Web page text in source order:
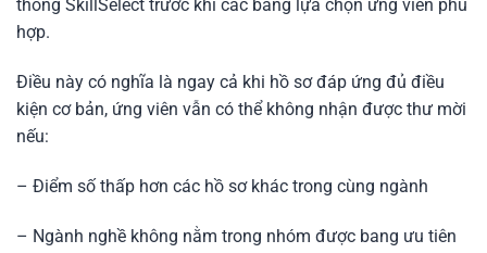
thống SkillSelect trước khi các bang lựa chọn ứng viên phù
hợp.
Điều này có nghĩa là ngay cả khi hồ sơ đáp ứng đủ điều
kiện cơ bản, ứng viên vẫn có thể không nhận được thư mời
nếu:
– Điểm số thấp hơn các hồ sơ khác trong cùng ngành
– Ngành nghề không nằm trong nhóm được bang ưu tiên